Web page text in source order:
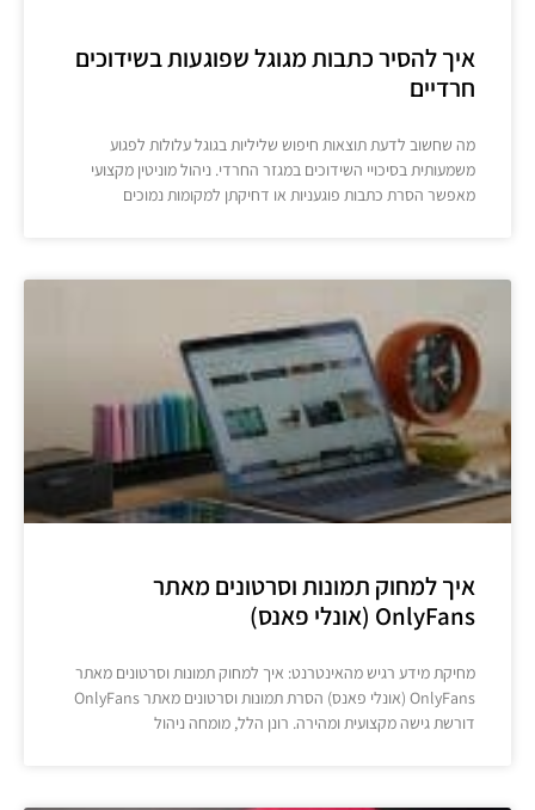
איך להסיר כתבות מגוגל שפוגעות בשידוכים
חרדיים
מה שחשוב לדעת תוצאות חיפוש שליליות בגוגל עלולות לפגוע
משמעותית בסיכויי השידוכים במגזר החרדי. ניהול מוניטין מקצועי
מאפשר הסרת כתבות פוגעניות או דחיקתן למקומות נמוכים
איך למחוק תמונות וסרטונים מאתר
OnlyFans (אונלי פאנס)
מחיקת מידע רגיש מהאינטרנט: איך למחוק תמונות וסרטונים מאתר
OnlyFans (אונלי פאנס) הסרת תמונות וסרטונים מאתר OnlyFans
דורשת גישה מקצועית ומהירה. רונן הלל, מומחה ניהול